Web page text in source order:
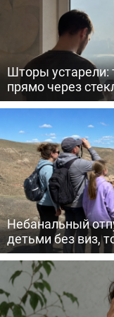
Шторы
прямо через
Небанальный
детьми без виз,